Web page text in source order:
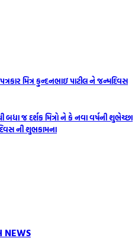
મિત્ર કુન્દનભાઇ પાટીલ ને જન્મદિવસ
જ દર્શક મિત્રો ને કે નવા વર્ષની શુભેચ્છા
ની શુભકામના
NEWS